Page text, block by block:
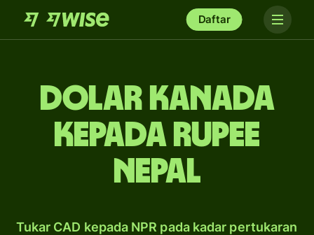
Daftar
dolar Kanada
kepada rupee
Nepal
Tukar CAD kepada NPR pada kadar pertukaran